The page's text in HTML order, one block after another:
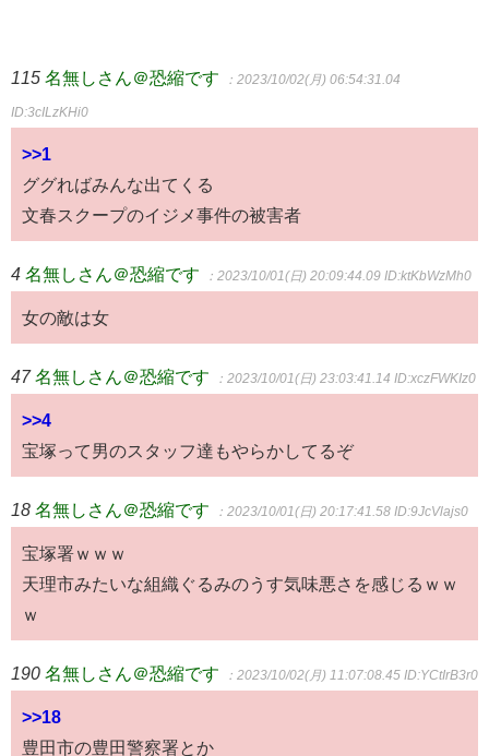
115 名無しさん＠恐縮です ：2023/10/02(月) 06:54:31.04
ID:3cILzKHi0
>>1
ググればみんな出てくる
文春スクープのイジメ事件の被害者
4 名無しさん＠恐縮です ：2023/10/01(日) 20:09:44.09 ID:ktKbWzMh0
女の敵は女
47 名無しさん＠恐縮です ：2023/10/01(日) 23:03:41.14 ID:xczFWKIz0
>>4
宝塚って男のスタッフ達もやらかしてるぞ
18 名無しさん＠恐縮です ：2023/10/01(日) 20:17:41.58 ID:9JcVlajs0
宝塚署ｗｗｗ
天理市みたいな組織ぐるみのうす気味悪さを感じるｗｗ
ｗ
190 名無しさん＠恐縮です ：2023/10/02(月) 11:07:08.45 ID:YCtIrB3r0
>>18
豊田市の豊田警察署とか